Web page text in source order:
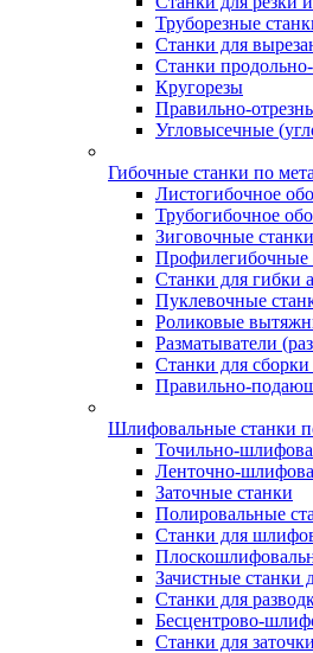
Труборезные
Станки для
Станки
Кругорезы
Правильно-
Угловысечные
Гибочные станки по
Листогибочное
Трубогибочное
Зиговочные станки
Профилегибочные
Станки для гибки
Пуклевочные
Роликовые
Разматыватели
Станки для сборки
Правильно-
Шлифовальные станки
Точильно-
Ленточно-
Заточные станки
Полировальные
Станки для
Зачистные станки
Станки для
Бесцентрово-
Станки для